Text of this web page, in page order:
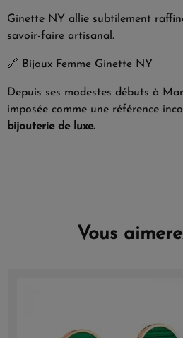
Ginette NY allie subtilement
savoir-faire artisanal.
🔗 Bijoux Femme Ginette NY
Depuis ses modestes débuts à
imposée comme une référence
bijouterie de luxe.
Vous